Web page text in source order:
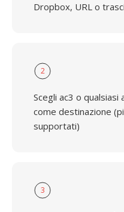
Dropbox, URL o
2
Scegli ac3 o
come destinazione
supportati)
3